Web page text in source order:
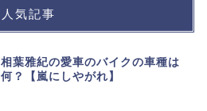
人気記事
相葉雅紀の愛車のバイクの車種は
何？【嵐にしやがれ】